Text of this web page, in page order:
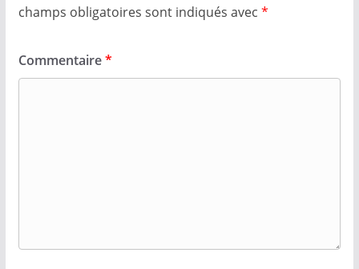
champs obligatoires sont indiqués avec *
Commentaire*